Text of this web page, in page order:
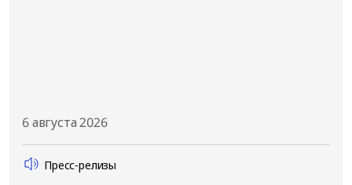
6 августа 2026
Пресс-релизы